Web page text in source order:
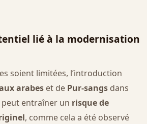
lié à la modernisation
soient limitées, l’introduction
arabeset de Pur-sangsdans
peut entraîner un risque de
, comme cela a été observé